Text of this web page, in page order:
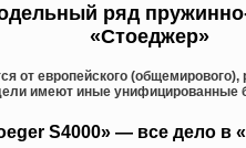
ряд
«Стоеджер»
от европейского
имеют иные унифицированные
S4000» — все дело в